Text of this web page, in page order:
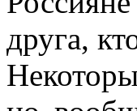
друга,